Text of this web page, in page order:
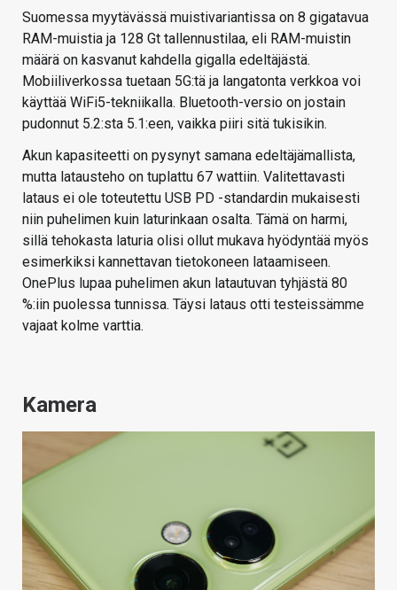
Suomessa myytävässä muistivariantissa on 8 gigatavua
RAM-muistia ja 128 Gt tallennustilaa, eli RAM-muistin
määrä on kasvanut kahdella gigalla edeltäjästä.
Mobiiliverkossa tuetaan 5G:tä ja langatonta verkkoa voi
käyttää WiFi5-tekniikalla. Bluetooth-versio on jostain
pudonnut 5.2:sta 5.1:een, vaikka piiri sitä tukisikin.
Akun kapasiteetti on pysynyt samana edeltäjämallista,
mutta latausteho on tuplattu 67 wattiin. Valitettavasti
lataus ei ole toteutettu USB PD -standardin mukaisesti
niin puhelimen kuin laturinkaan osalta. Tämä on harmi,
sillä tehokasta laturia olisi ollut mukava hyödyntää myös
esimerkiksi kannettavan tietokoneen lataamiseen.
OnePlus lupaa puhelimen akun latautuvan tyhjästä 80
%:iin puolessa tunnissa. Täysi lataus otti testeissämme
vajaat kolme varttia.
Kamera